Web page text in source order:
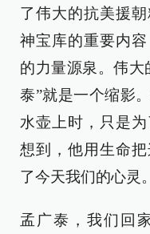
了伟大的抗美援
神宝库的重要内
的力量源泉。伟大
泰”就是一个缩影
水壶上时，只是
想到，他用生命
了今天我们的心灵。
孟广泰，我们回